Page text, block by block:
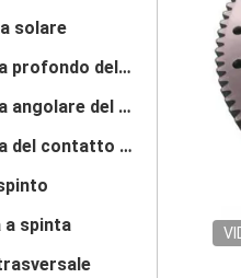
solare
Cuscinetto a sfera profondo della scanalatura
Cuscinetto a sfera angolare del contatto
Cuscinetto a sfera del contatto di quattro punti
a spinta